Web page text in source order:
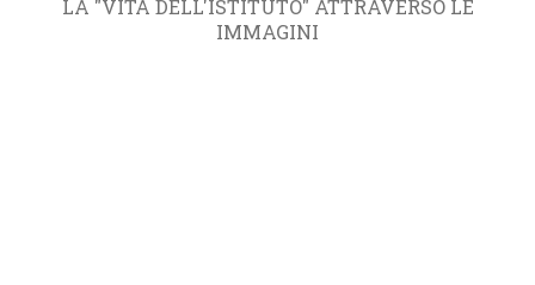
LA "VITA DELL'ISTITUTO" ATTRAVERSO LE
IMMAGINI